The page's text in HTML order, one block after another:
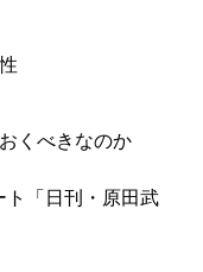
くべきなのか
「日刊・原田武